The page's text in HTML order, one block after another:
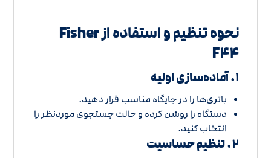
نحوه تنظیم و استفاده از Fisher
F۴۴
۱. آماده‌سازی اولیه
باتری‌ها را در جایگاه مناسب قرار دهید.
دستگاه را روشن کرده و حالت جستجوی موردنظر را
انتخاب کنید.
۲. تنظیم حساسیت